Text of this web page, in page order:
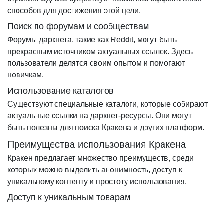
способов для достижения этой цели.
Поиск по форумам и сообществам
Форумы даркнета, такие как Reddit, могут быть
прекрасным источником актуальных ссылок. Здесь
пользователи делятся своим опытом и помогают
новичкам.
Использование каталогов
Существуют специальные каталоги, которые собирают
актуальные ссылки на даркнет-ресурсы. Они могут
быть полезны для поиска Кракена и других платформ.
Преимущества использования Кракена
Кракен предлагает множество преимуществ, среди
которых можно выделить анонимность, доступ к
уникальному контенту и простоту использования.
Доступ к уникальным товарам